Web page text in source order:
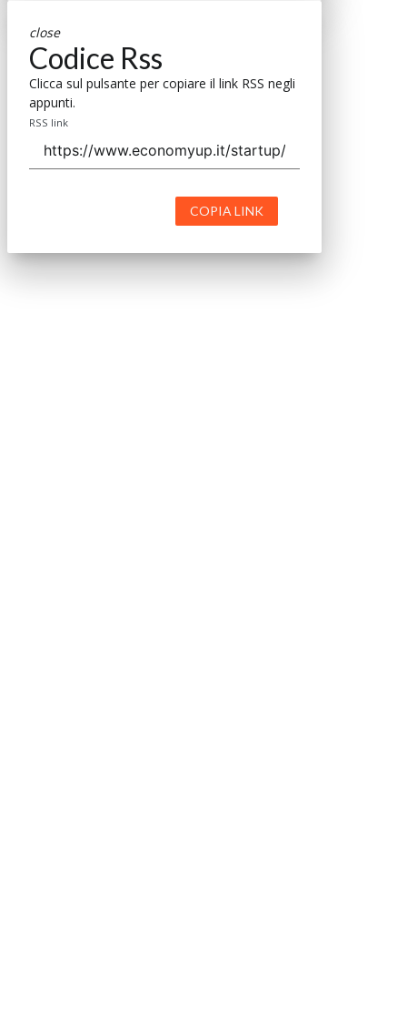
close
Codice Rss
Clicca sul pulsante per copiare il link RSS negli
appunti.
RSS link
COPIA LINK